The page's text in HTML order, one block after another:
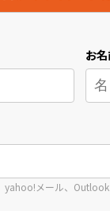
お名
メール、